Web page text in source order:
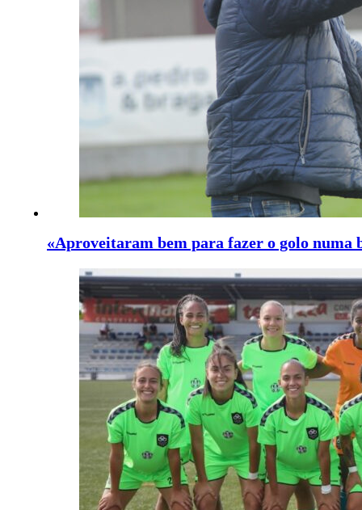
«Aproveitaram bem para fazer o golo numa